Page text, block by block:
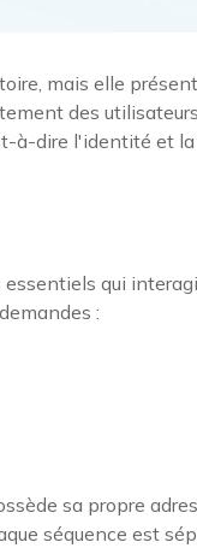
mais elle
des
à-dire l'identité et
qui
:
sa propre
séquence est